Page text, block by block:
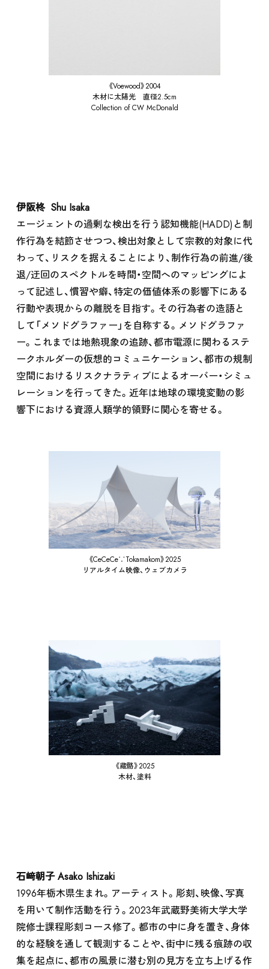
《Voewood》2004
木材に太陽光 直径2.5cm
Collection of CW McDonald
伊阪柊 Shu Isaka
エージェントの過剰な検出を行う認知機能(HADD)と制
作行為を結節させつつ、検出対象として宗教的対象に代
わって、リスクを据えることにより、制作行為の前進/後
退/迂回のスペクトルを時間・空間へのマッピングによ
って記述し、慣習や癖、特定の価値体系の影響下にある
行動や表現からの離脱を目指す。その行為者の造語と
して「メソドグラファー」を自称する。メソドグラファ
ー。これまでは地熱現象の追跡、都市電源に関わるステ
ークホルダーの仮想的コミュニケーション、都市の規制
空間におけるリスクナラティブによるオーバー・シミュ
レーションを行ってきた。近年は地球の環境変動の影
響下における資源人類学的領野に関心を寄せる。
《CeCeCe∵Tokamakom》2025
リアルタイム映像、ウェブカメラ
《藏骼》2025
木材、塗料
石﨑朝子 Asako Ishizaki
1996年栃木県生まれ。アーティスト。彫刻、映像、写真
を用いて制作活動を行う。2023年武蔵野美術大学大学
院修士課程彫刻コース修了。都市の中に身を置き、身体
的な経験を通して観測することや、街中に残る痕跡の収
集を起点に、都市の風景に潜む別の見方を立ち上げる作